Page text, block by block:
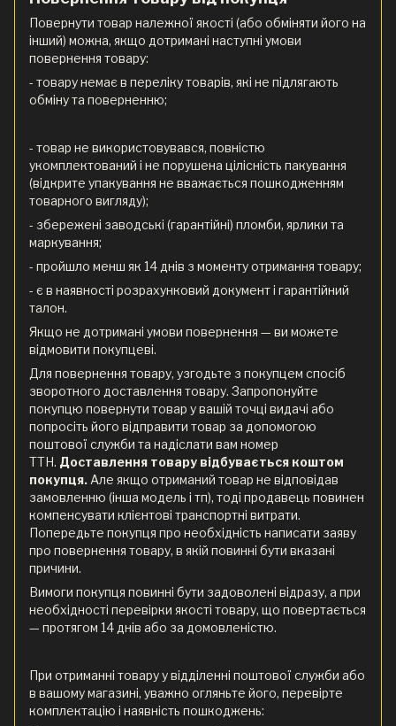
Повернути товар належної якості (або обміняти його на
інший) можна, якщо дотримані наступні умови
повернення товару:
- товару немає в переліку товарів, які не підлягають
обміну та поверненню;
- товар не використовувався, повністю
укомплектований і не порушена цілісність пакування
(відкрите упакування не вважається пошкодженням
товарного вигляду);
- збережені заводські (гарантійні) пломби, ярлики та
маркування;
- пройшло менш як 14 днів з моменту отримання товару;
- є в наявності розрахунковий документ і гарантійний
талон.
Якщо не дотримані умови повернення — ви можете
відмовити покупцеві.
Для повернення товару, узгодьте з покупцем спосіб
зворотного доставлення товару. Запропонуйте
покупцю повернути товар у вашій точці видачі або
попросіть його відправити товар за допомогою
поштової служби та надіслати вам номер
ТТН. Доставлення товару відбувається коштом
покупця. Але якщо отриманий товар не відповідав
замовленню (інша модель і тп), тоді продавець повинен
компенсувати клієнтові транспортні витрати.
Попередьте покупця про необхідність написати заяву
про повернення товару, в якій повинні бути вказані
причини.
Вимоги покупця повинні бути задоволені відразу, а при
необхідності перевірки якості товару, що повертається
— протягом 14 днів або за домовленістю.
При отриманні товару у відділенні поштової служби або
в вашому магазині, уважно огляньте його, перевірте
комплектацію і наявність пошкоджень: